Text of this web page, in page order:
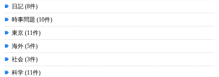
日記 (8件)
時事問題 (10件)
東京 (11件)
海外 (5件)
社会 (3件)
科学 (11件)